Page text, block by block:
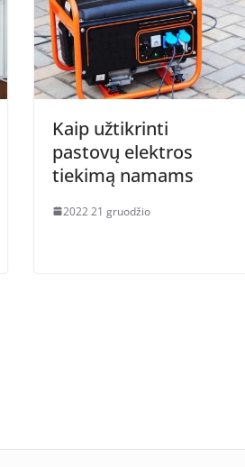
Kaip užtikrinti
pastovų elektros
tiekimą namams
2022 21 gruodžio